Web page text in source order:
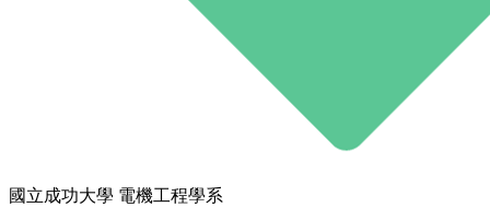
國立成功大學 電機工程學系